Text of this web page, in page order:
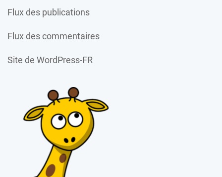
Flux des publications
Flux des commentaires
Site de WordPress-FR